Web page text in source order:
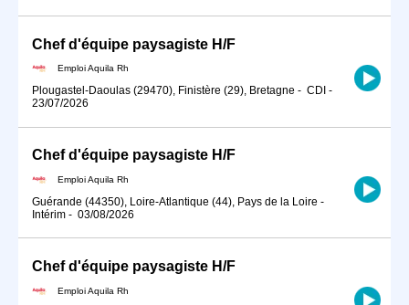
Chef d'équipe paysagiste H/F
Emploi Aquila Rh
Plougastel-Daoulas (29470), Finistère (29), Bretagne - CDI -
23/07/2026
Chef d'équipe paysagiste H/F
Emploi Aquila Rh
Guérande (44350), Loire-Atlantique (44), Pays de la Loire -
Intérim - 03/08/2026
Chef d'équipe paysagiste H/F
Emploi Aquila Rh